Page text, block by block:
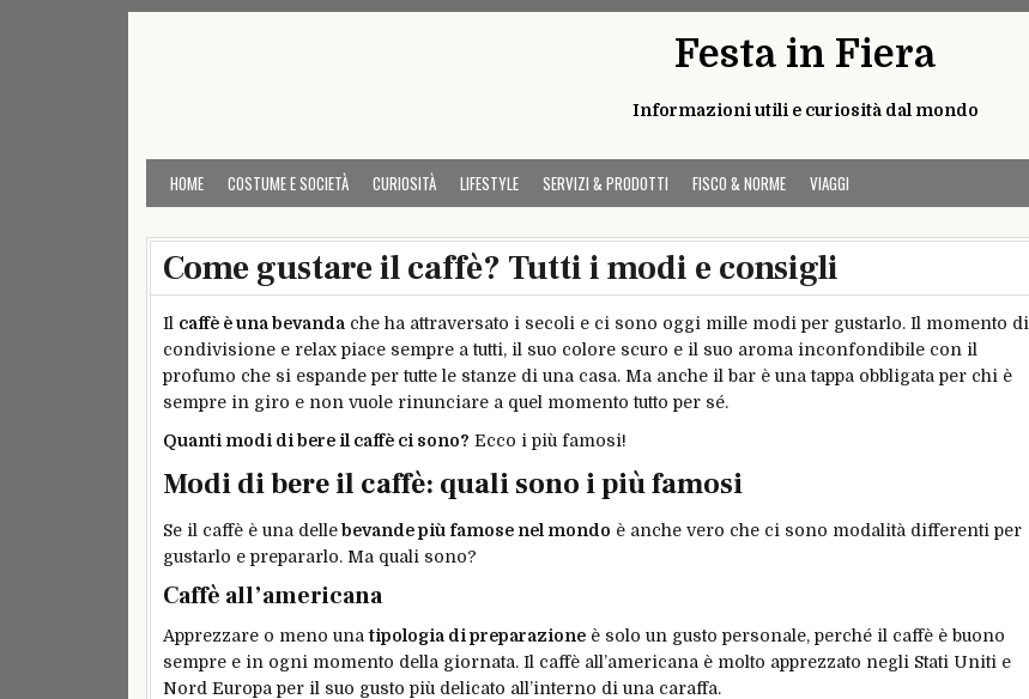
Festa in Fiera
Informazioni utili e curiosità dal mondo
HOME COSTUME E SOCIETÀ CURIOSITÀ LIFESTYLE SERVIZI & PRODOTTI FISCO & NORME VIAGGI
Come gustare il caffè? Tutti i modi e consigli
Il caffè è una bevanda che ha attraversato i secoli e ci sono oggi mille modi per gustarlo. Il momento di
condivisione e relax piace sempre a tutti, il suo colore scuro e il suo aroma inconfondibile con il
profumo che si espande per tutte le stanze di una casa. Ma anche il bar è una tappa obbligata per chi è
sempre in giro e non vuole rinunciare a quel momento tutto per sé.
Quanti modi di bere il caffè ci sono? Ecco i più famosi!
Modi di bere il caffè: quali sono i più famosi
Se il caffè è una dellebevande più famose nel mondo è anche vero che ci sono modalità differenti per
gustarlo e prepararlo. Ma quali sono?
Caffè all’americana
Apprezzare o meno unatipologia di preparazione è solo un gusto personale, perché il caffè è buono
sempre e in ogni momento della giornata. Il caffè all’americana è molto apprezzato negli Stati Uniti e
Nord Europa per il suo gusto più delicato all’interno di una caraffa.